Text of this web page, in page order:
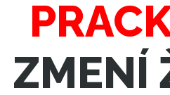
ZMENÍ